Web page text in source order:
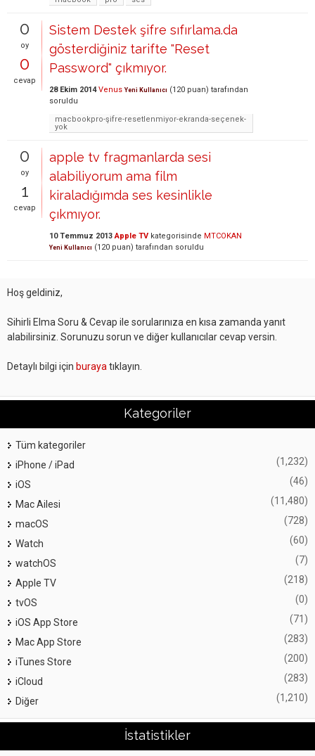
0
oy
0
cevap
Sistem Destek şifre sıfırlama.da
gösterdiğiniz tarifte "Reset
Password" çıkmıyor.
28 Ekim 2014 Venus Yeni Kullanıcı (120 puan) tarafından
soruldu
macbookpro-şifre-resetlenmiyor-ekranda-seçenek-
yok
0
oy
1
cevap
apple tv fragmanlarda sesi
alabiliyorum ama film
kiraladığımda ses kesinlikle
çıkmıyor.
10 Temmuz 2013 Apple TV kategorisinde MTCOKAN
Yeni Kullanıcı (120 puan) tarafından soruldu
Hoş geldiniz,
Sihirli Elma Soru & Cevap ile sorularınıza en kısa zamanda yanıt
alabilirsiniz. Sorunuzu sorun ve diğer kullanıcılar cevap versin.
Detaylı bilgi için buraya tıklayın.
Kategoriler
Tüm kategoriler
iPhone / iPad
(1,232)
iOS (46)
Mac Ailesi (11,480)
macOS (728)
Watch (60)
watchOS (7)
Apple TV (218)
tvOS (0)
iOS App Store (71)
Mac App Store (283)
iTunes Store (200)
iCloud (283)
Diğer (1,210)
İstatistikler